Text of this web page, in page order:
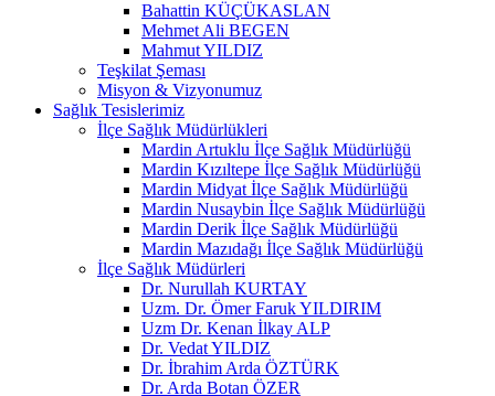
Bahattin KÜÇÜKASLAN
Mehmet Ali BEGEN
Mahmut YILDIZ
Teşkilat Şeması
Misyon & Vizyonumuz
Sağlık Tesislerimiz
İlçe Sağlık Müdürlükleri
Mardin Artuklu İlçe Sağlık Müdürlüğü
Mardin Kızıltepe İlçe Sağlık Müdürlüğü
Mardin Midyat İlçe Sağlık Müdürlüğü
Mardin Nusaybin İlçe Sağlık Müdürlüğü
Mardin Derik İlçe Sağlık Müdürlüğü
Mardin Mazıdağı İlçe Sağlık Müdürlüğü
İlçe Sağlık Müdürleri
Dr. Nurullah KURTAY
Uzm. Dr. Ömer Faruk YILDIRIM
Uzm Dr. Kenan İlkay ALP
Dr. Vedat YILDIZ
Dr. İbrahim Arda ÖZTÜRK
Dr. Arda Botan ÖZER